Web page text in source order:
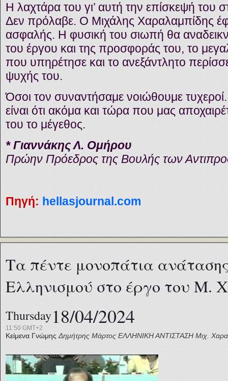
Η λαχτάρα του γι’ αυτή την επίσκεψή του
Δεν πρόλαβε. Ο Μιχάλης Χαραλαμπίδης
ασφαλής. Η φυσική του σιωπή θα
του έργου και της προσφοράς του, το
που υπηρέτησε και το ανεξάντλητο
ψυχής του.
Όσοι τον συναντήσαμε νοιώθουμε
είναι ότι ακόμα και τώρα που μας
του το μέγεθος.
* Γιαννάκης Λ. Ομήρου
Πρώην Πρόεδρος της Βουλής των
Πηγή: hellasjournal.com
Τα πέντε μονοπάτια
Ελληνισμού στο έργο του Μ.
Thursday18/04/2024
11:50 GMT+2
Κείμενα Γνώμης Δημήτρης Μάρτος ΕΛΛΗΝΙΚΗ ΑΝΤΙΣΤΑΣΗ Μιχ.